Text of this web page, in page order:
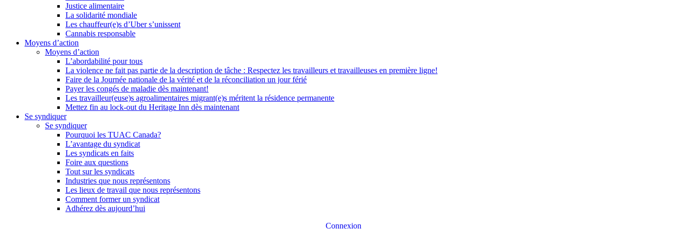
Justice alimentaire
La solidarité mondiale
Les chauffeur(e)s d’Uber s’unissent
Cannabis responsable
Moyens d’action
Moyens d’action
L’abordabilité pour tous
La violence ne fait pas partie de la description de tâche : Respectez les travailleurs et travailleuses en première ligne!
Faire de la Journée nationale de la vérité et de la réconciliation un jour férié
Payer les congés de maladie dès maintenant!
Les travailleur(euse)s agroalimentaires migrant(e)s méritent la résidence permanente
Mettez fin au lock-out du Heritage Inn dès maintenant
Se syndiquer
Se syndiquer
Pourquoi les TUAC Canada?
L’avantage du syndicat
Les syndicats en faits
Foire aux questions
Tout sur les syndicats
Industries que nous représentons
Les lieux de travail que nous représentons
Comment former un syndicat
Adhérez dès aujourd’hui
Connexion